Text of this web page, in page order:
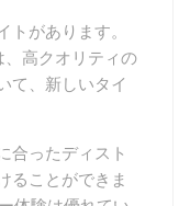
トがあります。
、高クオリティの
て、新しいタイ
合ったディスト
ることができま